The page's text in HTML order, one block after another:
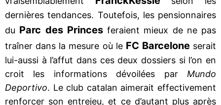
dernières tendances. Toutefois, les pensionnaires
du Parc des Princesferaient mieux de ne pas
traîner dans la mesure où le FC Barceloneserait
lui-aussi à l’affut dans ces deux dossiers si l’on en
croit les informations dévoilées par Mundo
Deportivo. Le club catalan aimerait effectivement
renforcer son entrejeu, et ce d’autant plus après